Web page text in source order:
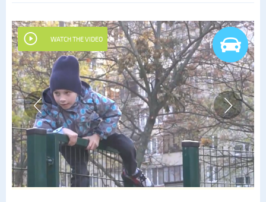
WATCH THE VIDEO